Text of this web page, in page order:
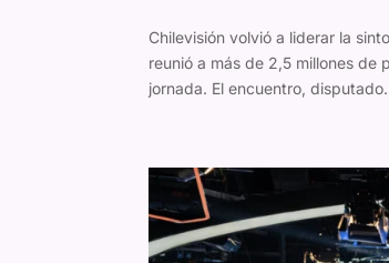
Chilevisión volvió a liderar la
reunió a más de 2,5 millones de
jornada. El encuentro,